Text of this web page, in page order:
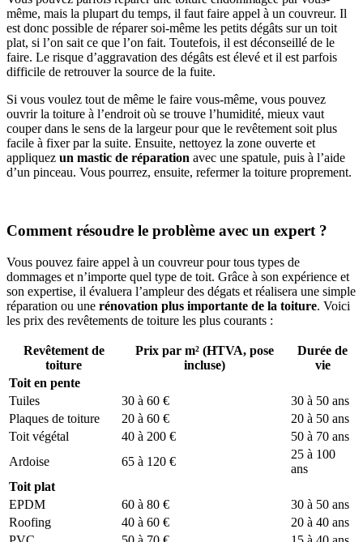
même, mais la plupart du temps, il faut faire appel à un couvreur. Il
est donc possible de réparer soi-même les petits dégâts sur un toit
plat, si l’on sait ce que l’on fait. Toutefois, il est déconseillé de le
faire. Le risque d’aggravation des dégâts est élevé et il est parfois
difficile de retrouver la source de la fuite.
Si vous voulez tout de même le faire vous-même, vous pouvez
ouvrir la toiture à l’endroit où se trouve l’humidité, mieux vaut
couper dans le sens de la largeur pour que le revêtement soit plus
facile à fixer par la suite. Ensuite, nettoyez la zone ouverte et
appliquez un mastic de réparation avec une spatule, puis à l’aide
d’un pinceau. Vous pourrez, ensuite, refermer la toiture proprement.
Comment résoudre le problème avec un expert ?
Vous pouvez faire appel à un couvreur pour tous types de
dommages et n’importe quel type de toit. Grâce à son expérience et
son expertise, il évaluera l’ampleur des dégats et réalisera une simple
réparation ou une rénovation plus importante de la toiture. Voici
les prix des revêtements de toiture les plus courants :
Revêtement de
toiture
Prix par m² (HTVA, pose
incluse)
Durée de
vie
Toit en pente
Tuiles
30 à 60 €
30 à 50 ans
Plaques de toiture
20 à 60 €
20 à 50 ans
Toit végétal
40 à 200 €
50 à 70 ans
Ardoise
65 à 120 €
25 à 100
ans
Toit plat
EPDM
60 à 80 €
30 à 50 ans
Roofing
40 à 60 €
20 à 40 ans